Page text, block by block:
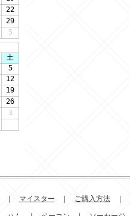
マイスター ご購入方法